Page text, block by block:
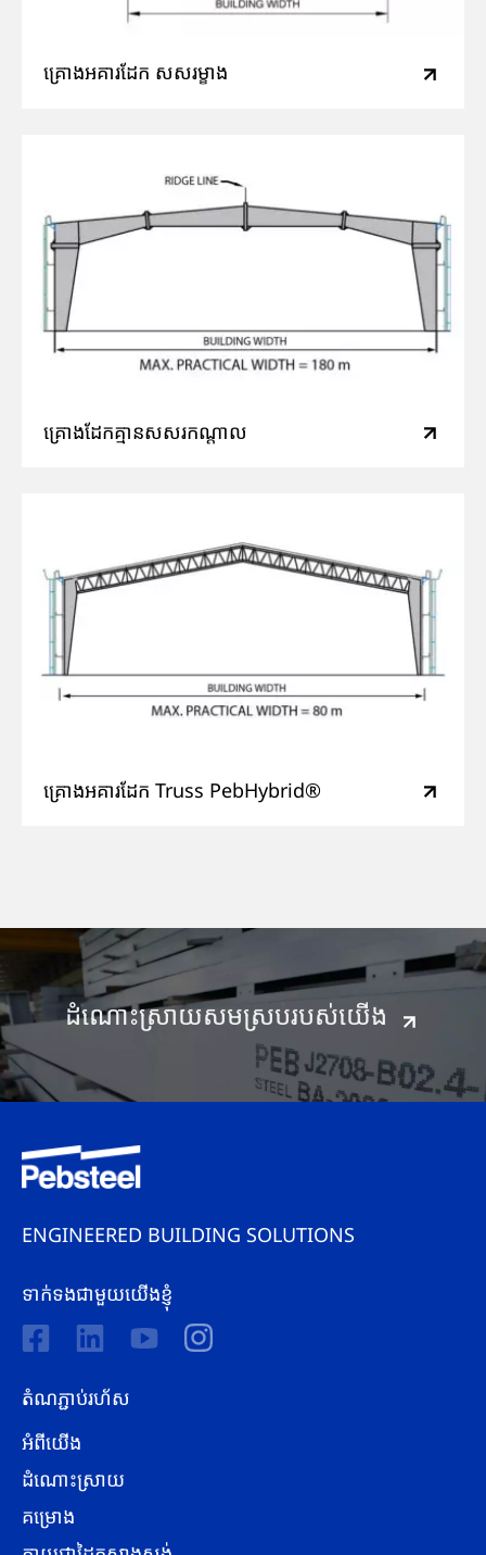
គ្រោងអគារដែក សសរម្ខាង
គ្រោងដែកគ្មានសសរកណ្តាល
គ្រោងអគារដែក​​ Truss PebHybrid®
ដំណោះស្រាយសមស្របរបស់យើង
ENGINEERED BUILDING SOLUTIONS
ទាក់ទងជាមួយយើងខ្ញុំ
តំណភ្ជាប់រហ័ស
អំពីយើង
ដំណោះស្រាយ
គម្រោង